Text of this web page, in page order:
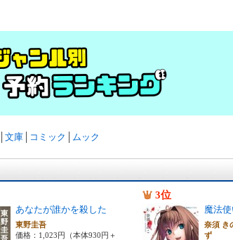
文庫│ コミック ムック
あなたが誰かを殺した
東野圭吾
価格：1,023円（本体930円＋
3位
魔法
奈須
ず